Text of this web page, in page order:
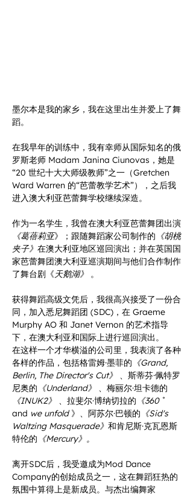
墨尔本是我的家乡，我在这里出生并爱上了舞
蹈。
在我早年的训练中，我有幸师从国际知名的俄
罗斯老师 Madam Janina Ciunovas，她是
“20 世纪十大大师级教师”之一（Gretchen
Ward Warren 的“芭蕾教学艺术”），之后我
进入澳大利亚芭蕾舞学校继续深造。
作为一名学生，我曾在澳大利亚芭蕾舞团出演
《葛蓓莉亚》；跟随舞蹈家公司制作的 《胡桃
夹子》 在澳大利亚地区巡回演出；并在英国国
家芭蕾舞团澳大利亚巡演期间与他们合作制作
了舞台剧《天鹅湖》 。
获得舞蹈高级文凭后，我很高兴接受了一份合
同，加入悉尼舞蹈团 (SDC)，在 Graeme
Murphy AO 和 Janet Vernon 的艺术指导
下，在澳大利亚和国际上进行巡回演出。
在这样一个才华横溢的公司里，我表演了各种
各样的作品，包括格雷姆·墨菲的 《Grand,
Berlin, The Director's Cut》
、斯蒂芬·佩特罗
尼奥的 《Underland》
、梅丽尔·坦卡德的
《INUK2》
、拉斐尔·博纳切拉的 《360 ˚
and we unfold 》、阿苏尔·巴顿的 《Sid's
Waltzing Masquerade》 和肯尼斯·克瓦恩斯
特伦的 《Mercury》。
离开SDC后，我受邀成为Mod Dance
Company的创始成员之一，这在舞蹈狂热的
氛围中算得上是新成员。与杰出编舞家